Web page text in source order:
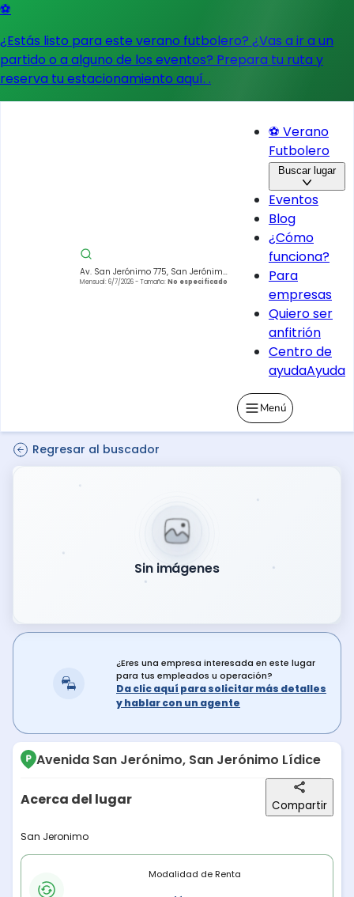
⚽
¿Estás listo para este verano futbolero? ¿Vas a ir a un
partido o a alguno de los eventos? Prepara tu ruta y
reserva tu estacionamiento aquí. .
Av. San Jerónimo 775, San Jerónimo
Lídice, La Magdalena Contreras,
Mensual: 6/7/2026- Tamaño: No especificado
⚽ Verano
Futbolero
Buscar lugar
Eventos
Blog
¿Cómo
funciona?
Para
empresas
Quiero ser
anfitrión
Centro de
ayudaAyuda
Menú
Regresar al buscador
Sin imágenes
¿Eres una empresa interesada en este lugar
para tus empleados u operación?
Da clic aquí para solicitar más detalles
y hablar con un agente
Avenida San Jerónimo, San Jerónimo Lídice
Acerca del lugar Compartir
Descripción del lugar
San Jeronimo
Modalidades de rentaModalidad de Renta